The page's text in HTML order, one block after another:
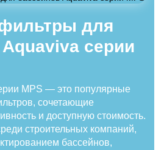
для
серии
MPS — это популярные
сочетающие
и доступную стоимость.
строительных компаний,
бассейнов,